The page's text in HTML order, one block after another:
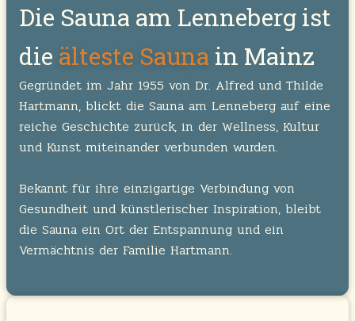
Die Sauna am Lenneberg ist
die älteste Sauna in Mainz
Gegründet im Jahr 1955 von Dr. Alfred und Thilde
Hartmann, blickt die Sauna am Lenneberg auf eine
reiche Geschichte zurück, in der Wellness, Kultur
und Kunst miteinander verbunden wurden.
Bekannt für ihre einzigartige Verbindung von
Gesundheit und künstlerischer Inspiration, bleibt
die Sauna ein Ort der Entspannung und ein
Vermächtnis der Familie Hartmann.